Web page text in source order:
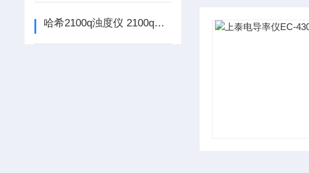
哈希2100q浊度仪 2100q浊度计 2100q便携式